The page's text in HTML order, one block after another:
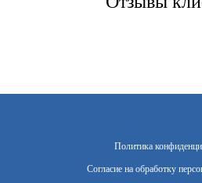
Политика
Согласие на обработку